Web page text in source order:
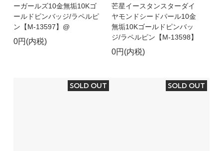
ーガールズ10金無垢10Kゴ
ールドピンバッジ/ラペルピ
ン【M-13597】@
0円(内税)
芒星イースタンスターダイ
ヤモンドシードパール10金
無垢10Kゴールドピンバッ
ジ/ラペルピン【M-13598】
0円(内税)
SOLD OUT SOLD OUT